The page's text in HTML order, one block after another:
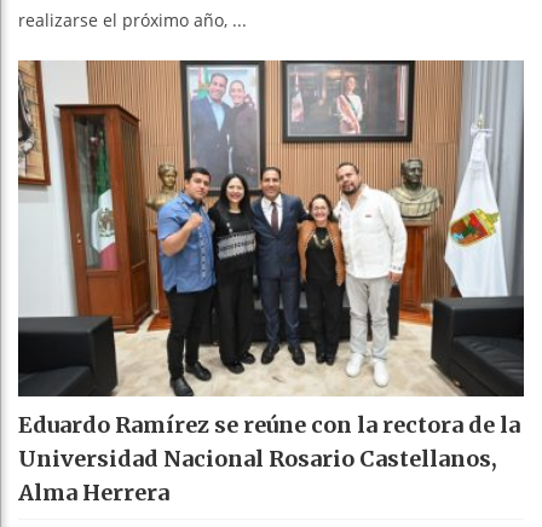
realizarse el próximo año, ...
Eduardo Ramírez se reúne con la rectora de la
Universidad Nacional Rosario Castellanos,
Alma Herrera